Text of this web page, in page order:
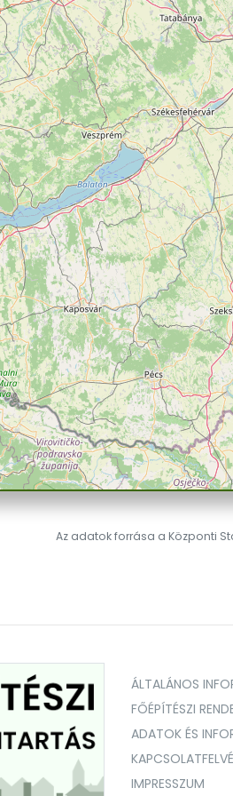
Az adatok forrása a Központi
ÁLTALÁNOS
FŐÉPÍTÉSZI
ADATOK ÉS
IMPRESSZUM